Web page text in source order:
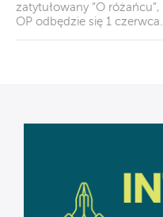
zatytułowany “O
OP odbędzie się 1 czerwca.